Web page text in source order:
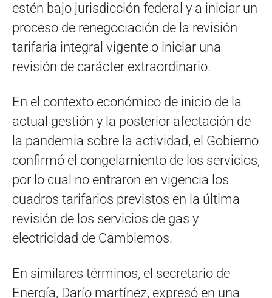
estén bajo jurisdicción federal y a iniciar un
proceso de renegociación de la revisión
tarifaria integral vigente o iniciar una
revisión de carácter extraordinario.
En el contexto económico de inicio de la
actual gestión y la posterior afectación de
la pandemia sobre la actividad, el Gobierno
confirmó el congelamiento de los servicios,
por lo cual no entraron en vigencia los
cuadros tarifarios previstos en la última
revisión de los servicios de gas y
electricidad de Cambiemos.
En similares términos, el secretario de
Energía, Darío martínez, expresó en una